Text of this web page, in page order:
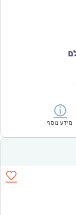
מידע נוסף